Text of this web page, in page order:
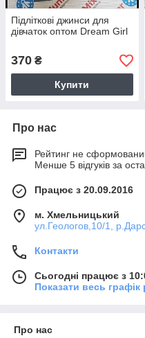
Підліткові джинси для
дівчаток оптом Dream Girl
370 ₴
Купити
Про нас
Рейтинг не
Менше 5 відгуків за
Працює з 20.09.2016
м. Хмельницький
ул.Геологов,10/1,
Контакти
Сьогодні працює з
Показати весь графік
Про нас